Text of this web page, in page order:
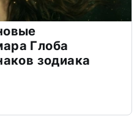
Глоба
зодиака